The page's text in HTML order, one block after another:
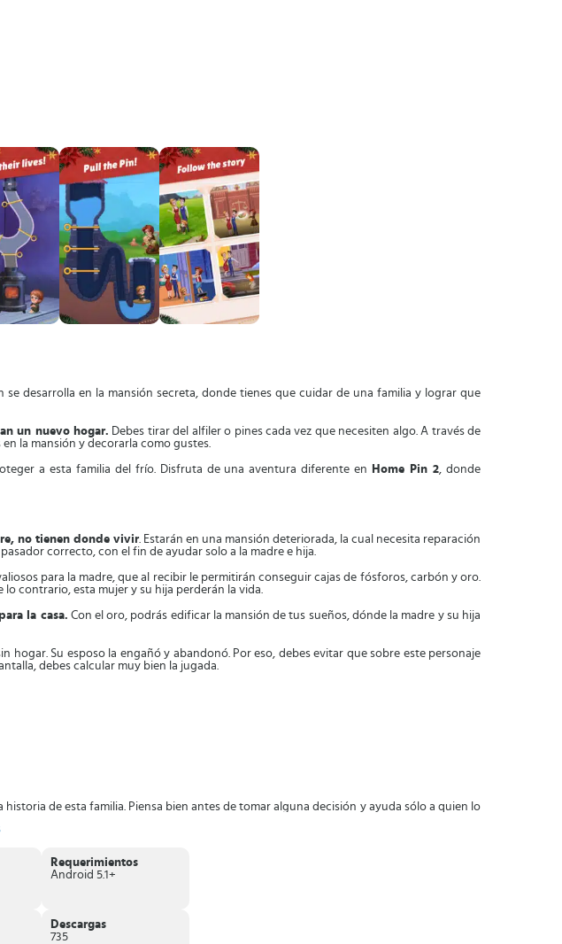
se desarrolla en la mansión secreta, donde tienes que cuidar de una familia y lograr que
un nuevo hogar. Debes tirar del alfiler o pines cada vez que necesiten algo. A través de
la mansión y decorarla como gustes.
a esta familia del frío. Disfruta de una aventura diferente en Home Pin 2, donde
no tienen donde vivir. Estarán en una mansión deteriorada, la cual necesita reparación
correcto, con el fin de ayudar solo a la madre e hija.
para la madre, que al recibir le permitirán conseguir cajas de fósforos, carbón y oro.
lo contrario, esta mujer y su hija perderán la vida.
la casa. Con el oro, podrás edificar la mansión de tus sueños, dónde la madre y su hija
hogar. Su esposo la engañó y abandonó. Por eso, debes evitar que sobre este personaje
debes calcular muy bien la jugada.
de esta familia. Piensa bien antes de tomar alguna decisión y ayuda sólo a quien lo
Requerimientos
Android 5.1+
Descargas
735